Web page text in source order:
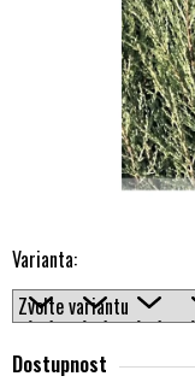
Varianta:
Dostupnost